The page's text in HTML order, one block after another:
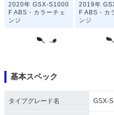
2020年 GSX-S1000
F ABS・カラーチェ
ンジ
2019年
F ABS・カ
ンジ
F ABS・カラーチェ
F ABS
基本スペック
タイプグレード名 GSX-